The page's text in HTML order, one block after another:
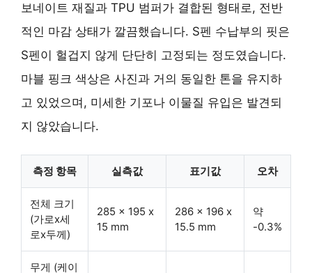
보네이트 재질과 TPU 범퍼가 결합된 형태로, 전반
적인 마감 상태가 깔끔했습니다. S펜 수납부의 핏은
S펜이 헐겁지 않게 단단히 고정되는 정도였습니다.
마블 핑크 색상은 사진과 거의 동일한 톤을 유지하
고 있었으며, 미세한 기포나 이물질 유입은 발견되
지 않았습니다.
측정 항목 실측값 표기값 오차
전체 크기
(가로x세
로x두께)
285 x 195 x
15 mm
286 x 196 x
15.5 mm
약
-0.3%
무게 (케이